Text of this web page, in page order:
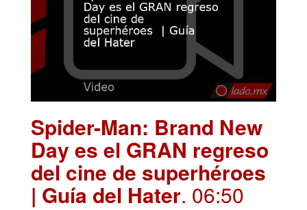
Spider-Man: Brand New
Day es el GRAN regreso
del cine de superhéroes
| Guía del Hater. 06:50